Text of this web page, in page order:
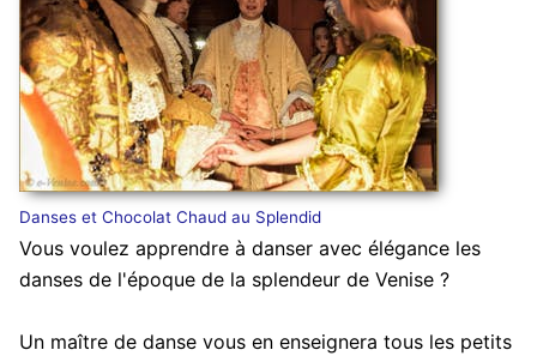
Danses et Chocolat Chaud au Splendid
Vous voulez apprendre à danser avec élégance les
danses de l'époque de la splendeur de Venise ?
Un maître de danse vous en enseignera tous les petits